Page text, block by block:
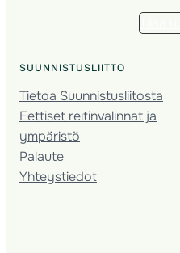
SUUNNISTUSLIITTO
Tietoa Suunnistusliitosta
Eettiset reitinvalinnat ja
ympäristö
Palaute
Yhteystiedot